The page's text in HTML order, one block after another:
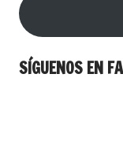
SÍGUENOS EN